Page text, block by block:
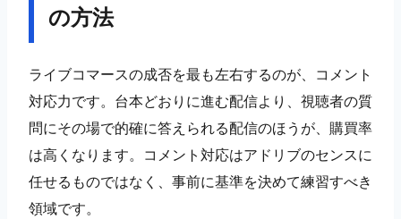
の方法
ライブコマースの成否を最も左右するのが、コメント
対応力です。台本どおりに進む配信より、視聴者の質
問にその場で的確に答えられる配信のほうが、購買率
は高くなります。コメント対応はアドリブのセンスに
任せるものではなく、事前に基準を決めて練習すべき
領域です。